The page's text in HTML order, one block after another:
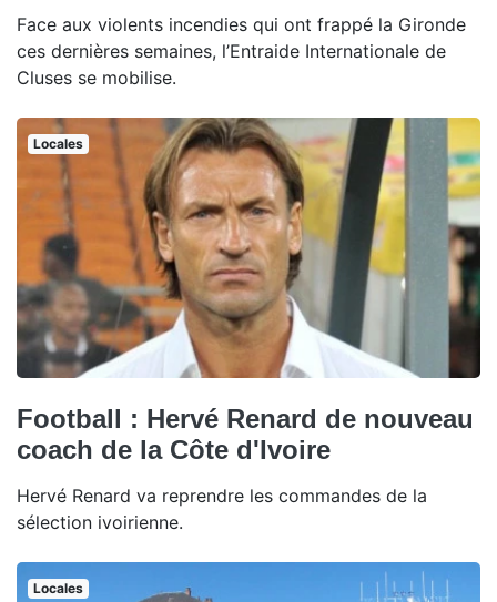
Face aux violents incendies qui ont frappé la Gironde
ces dernières semaines, l’Entraide Internationale de
Cluses se mobilise.
Locales
Football : Hervé Renard de nouveau
coach de la Côte d'Ivoire
Hervé Renard va reprendre les commandes de la
sélection ivoirienne.
Locales